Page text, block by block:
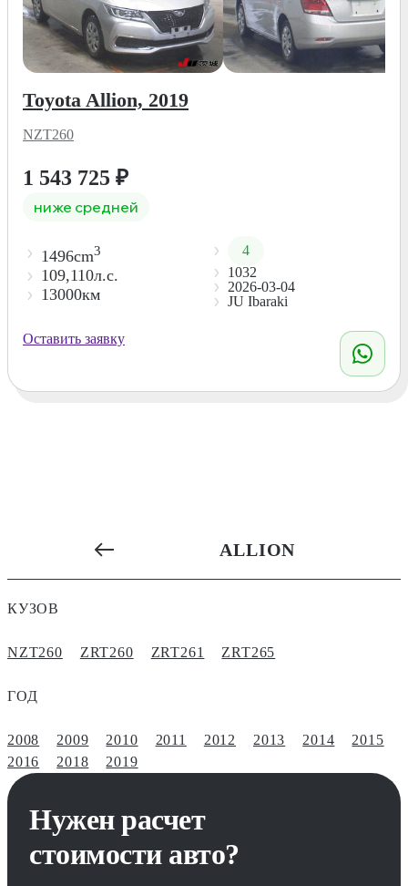
Toyota Allion, 2019
NZT260
1 543 725 ₽
ниже средней
1496cm3
109,110л.с.
13000км
4
1032
2026-03-04
JU Ibaraki
Оставить заявку
ALLION
КУЗОВ
NZT260 ZRT260 ZRT261 ZRT265
ГОД
2008 2009 2010 2011 2012 2013 2014
2015
2016
2018 2019
Нужен расчет
стоимости авто?